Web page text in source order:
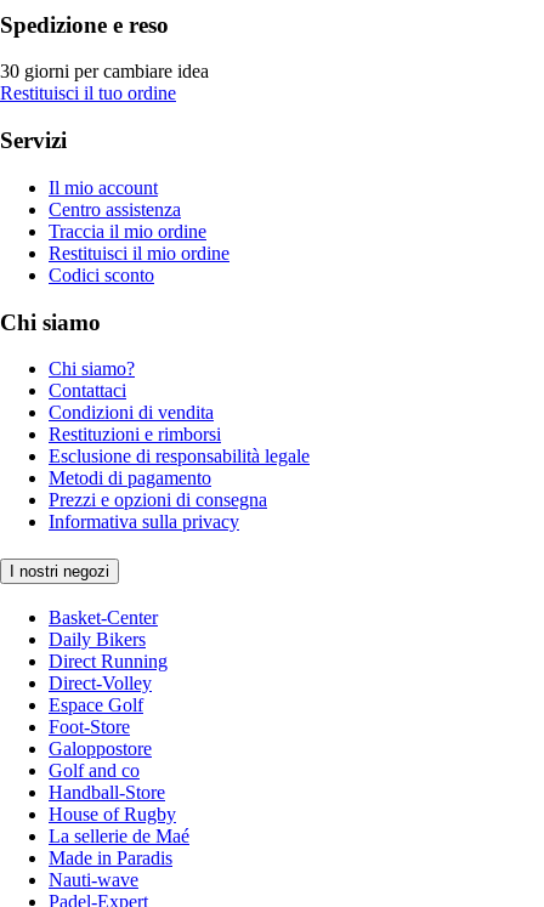
Spedizione e reso
30 giorni per cambiare idea
Restituisci il tuo ordine
Servizi
Il mio account
Centro assistenza
Traccia il mio ordine
Restituisci il mio ordine
Codici sconto
Chi siamo
Chi siamo?
Contattaci
Condizioni di vendita
Restituzioni e rimborsi
Esclusione di responsabilità legale
Metodi di pagamento
Prezzi e opzioni di consegna
Informativa sulla privacy
I nostri negozi
Basket-Center
Daily Bikers
Direct Running
Direct-Volley
Espace Golf
Foot-Store
Galoppostore
Golf and co
Handball-Store
House of Rugby
La sellerie de Maé
Made in Paradis
Nauti-wave
Padel-Expert